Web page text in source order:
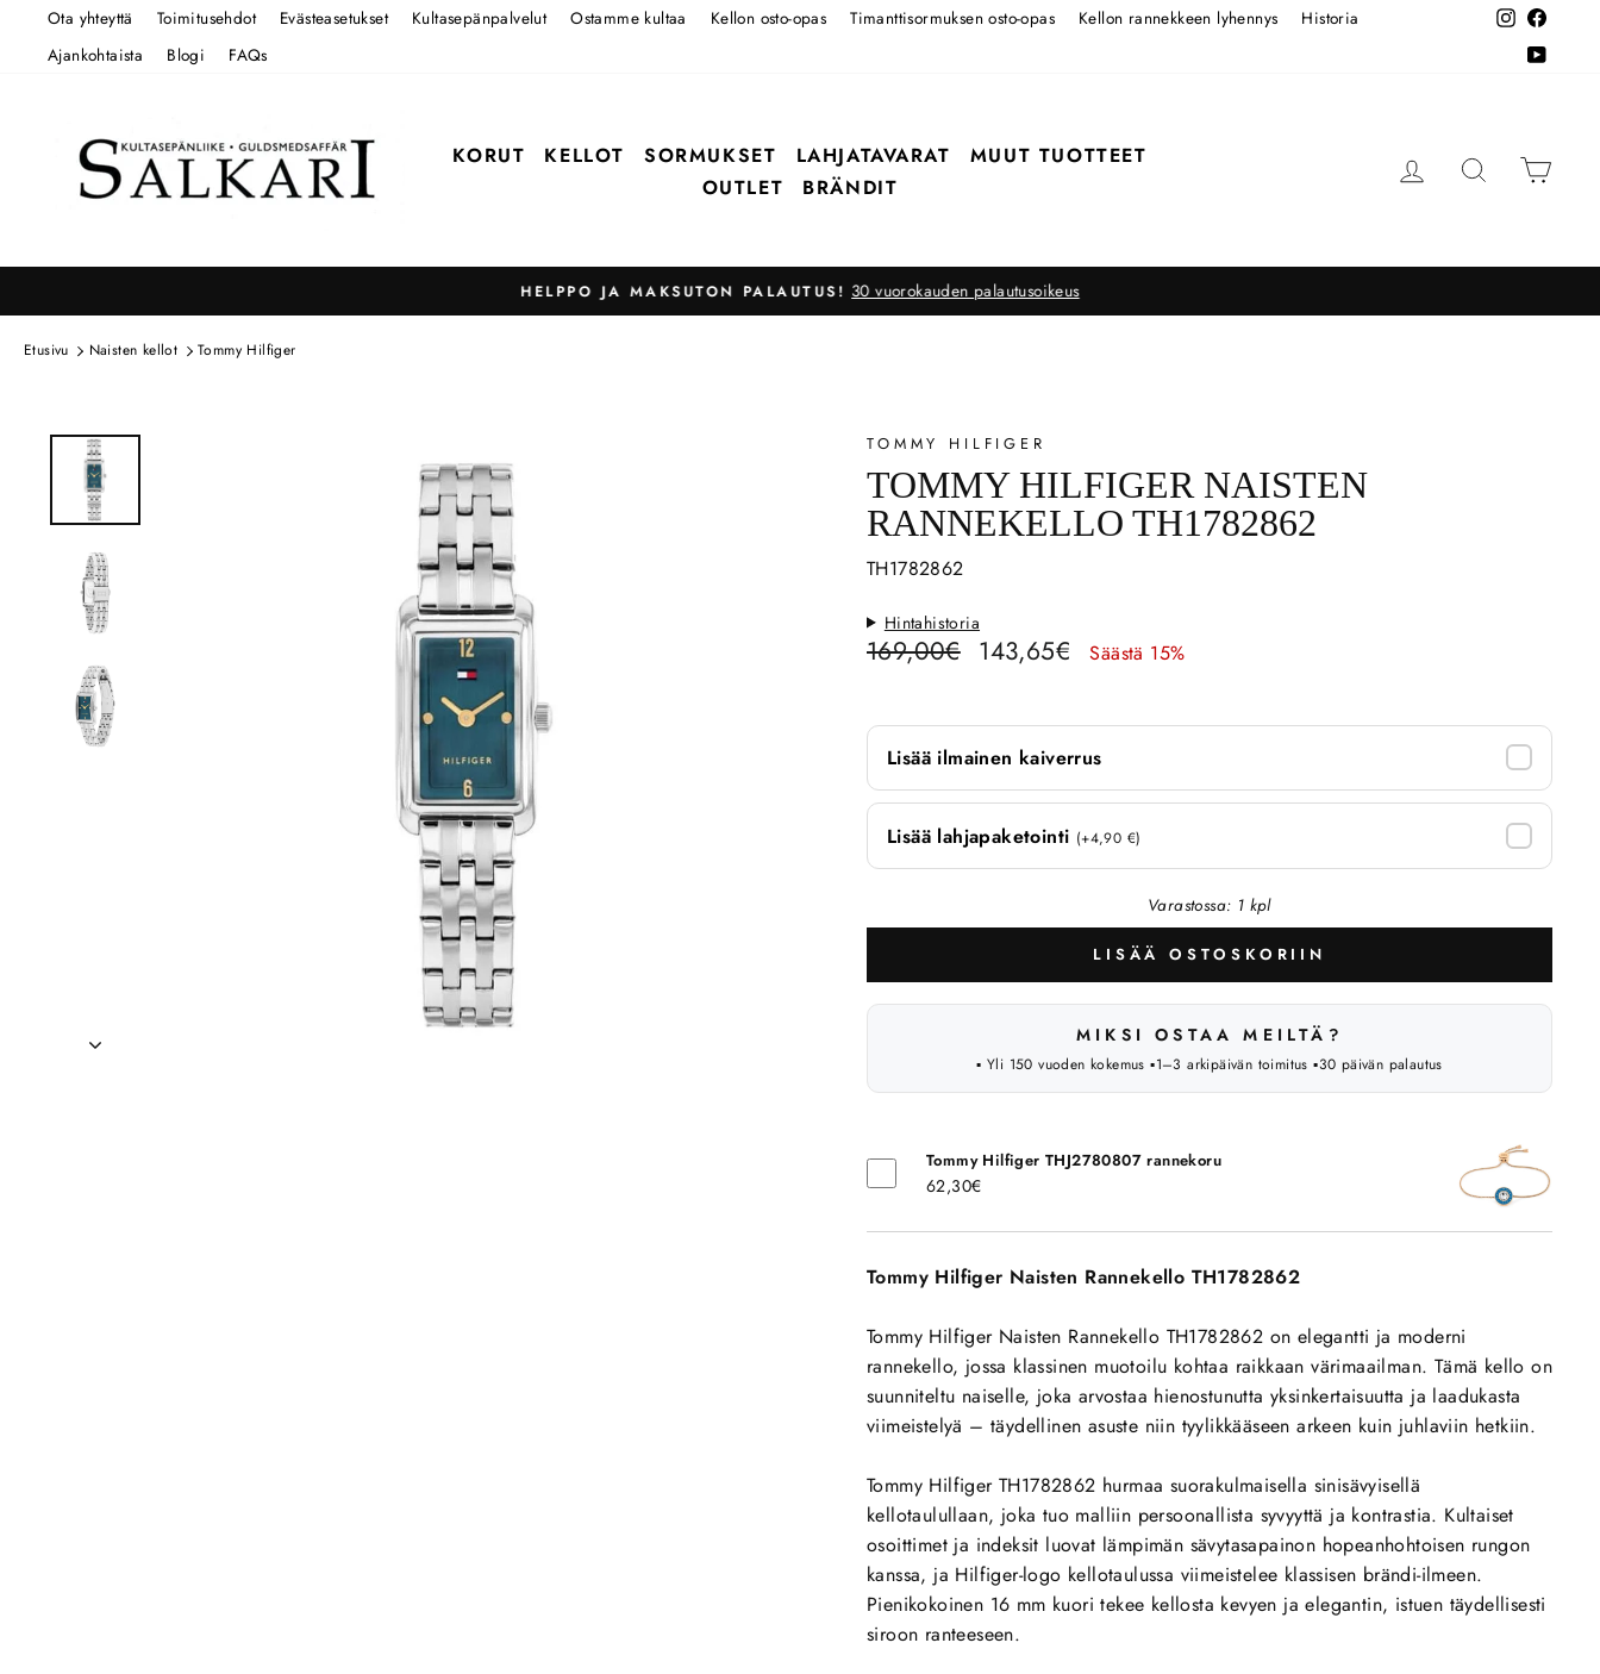
sisältöön
Ota yhteyttä Toimitusehdot Evästeasetukset Kultasepänpalvelut Ostamme kultaa Kellon osto-opas Timanttisormuksen osto-opas Kellon rannekkeen lyhennys
Historia
Ajankohtaista
Blogi FAQs
Instagram
KORUT KELLOT SORMUKSET LAHJATAVARAT
MUUT TUOTTEET
OUTLET
BRÄNDIT
KIRJAUDU SISÄÄN
HAKU
Pysäytä
HELPPO JA MAKSUTON PALAUTUS! 30 vuorokauden palautusoikeus
Etusivu Naisten kellot Tommy Hilfiger
TOMMY HILFIGER
TOMMY HILFIGER NAISTEN
RANNEKELLO TH1782862
TH1782862
Hintahistoria
Hinta
169,00€
Ale-
143,65€ Säästä 15%
Lisää ilmainen kaiverrus
Lisää lahjapaketointi (+4,90 €)
Varastossa: 1 kpl
LISÄÄ OSTOSKORIIN
MIKSI OSTAA MEILTÄ?
▪️ Yli 150 vuoden kokemus ▪️1–3 arkipäivän toimitus ▪️30 päivän palautus
Tommy Hilfiger THJ2780807 rannekoru
62,30€
Tommy Hilfiger Naisten Rannekello TH1782862
Tommy Hilfiger Naisten Rannekello TH1782862 on elegantti ja moderni
rannekello, jossa klassinen muotoilu kohtaa raikkaan värimaailman. Tämä kello on
suunniteltu naiselle, joka arvostaa hienostunutta yksinkertaisuutta ja laadukasta
viimeistelyä – täydellinen asuste niin tyylikkääseen arkeen kuin juhlaviin hetkiin.
Tommy Hilfiger TH1782862 hurmaa suorakulmaisella sinisävyisellä
kellotaulullaan, joka tuo malliin persoonallista syvyyttä ja kontrastia. Kultaiset
osoittimet ja indeksit luovat lämpimän sävytasapainon hopeanhohtoisen rungon
kanssa, ja Hilfiger-logo kellotaulussa viimeistelee klassisen brändi-ilmeen.
Pienikokoinen 16 mm kuori tekee kellosta kevyen ja elegantin, istuen täydellisesti
siroon ranteeseen.